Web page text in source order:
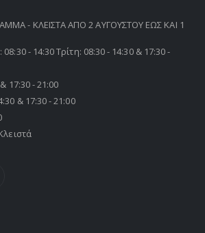
- ΚΛΕΙΣΤΑ ΑΠΟ 2 ΑΥΓΟΥΣΤΟΥ ΕΩΣ ΚΑΙ 1
- 14:30 Τρίτη: 08:30 - 14:30 & 17:30 -
17:30 - 21:00
& 17:30 - 21:00